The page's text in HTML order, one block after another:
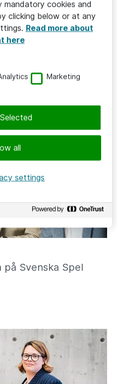
elever driver
på Svenska Spel
mandatory cookies and
clicking below or at any
Read more about
here
Marketing
all
settings